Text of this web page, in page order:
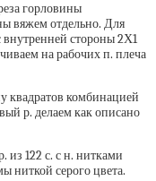
горловины
вяжем отдельно. Для
внутренней стороны 2Х1
на рабочих п. плеча
квадратов комбинацией
р. делаем как описано
из 122 с. с н. нитками
ниткой серого цвета.